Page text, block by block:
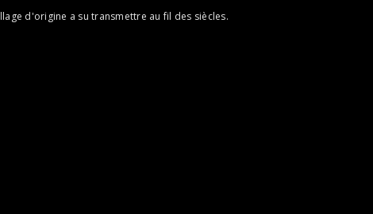
d'origine a su transmettre au fil des siècles.